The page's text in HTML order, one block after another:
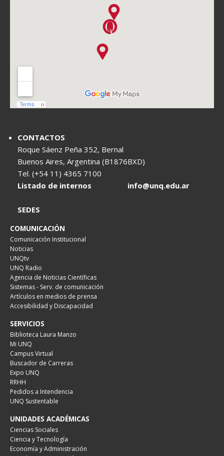
CONTACTOS
Roque Sáenz Peña 352, Bernal
Buenos Aires, Argentina (B1876BXD)
Tel. (+54 11) 4365 7100
Listado de internos
info@unq.edu.ar
SEDES
COMUNICACIÓN
Comunicación Institucional
Noticias
UNQtv
UNQ Radio
Agencia de Noticias Científicas
Sistemas - Serv. de comunicación
Artículos en medios de prensa
Accesibilidad y Discapacidad
SERVICIOS
Biblioteca Laura Manzo
Mi UNQ
Campus Virtual
Buscador de Carreras
Expo UNQ
RRHH
Pedidos a Intendencia
UNQ Sustentable
UNIDADES ACADÉMICAS
Ciencias Sociales
Ciencia y Tecnología
Economía y Administración